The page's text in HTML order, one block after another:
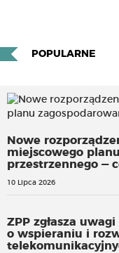
POPULARNE
Nowe
miejscowego
przestrzennego —
10 Lipca 2026
ZPP zgłasza
o wspieraniu i